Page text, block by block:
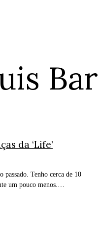
da ‘Life’
passado. Tenho cerca de 10
um pouco menos.…